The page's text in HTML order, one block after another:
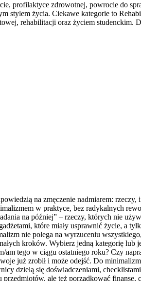
profilaktyce zdrowotnej, powrocie do
stylem życia. Ciekawe kategorie to
rehabilitacji oraz życiem studenckim.
na zmęczenie nadmiarem:
w praktyce, bez radykalnych
na później” – rzeczy, których nie
które miały usprawnić życie, a
nie polega na wyrzuceniu
kroków. Wybierz jedną kategorię lub
tego w ciągu ostatniego roku? Czy
już zrobił i może odejść. Do
dzielą się doświadczeniami,
ale też porządkować